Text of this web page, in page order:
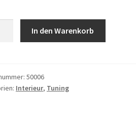
In den Warenkorb
50006
Interieur, Tuning